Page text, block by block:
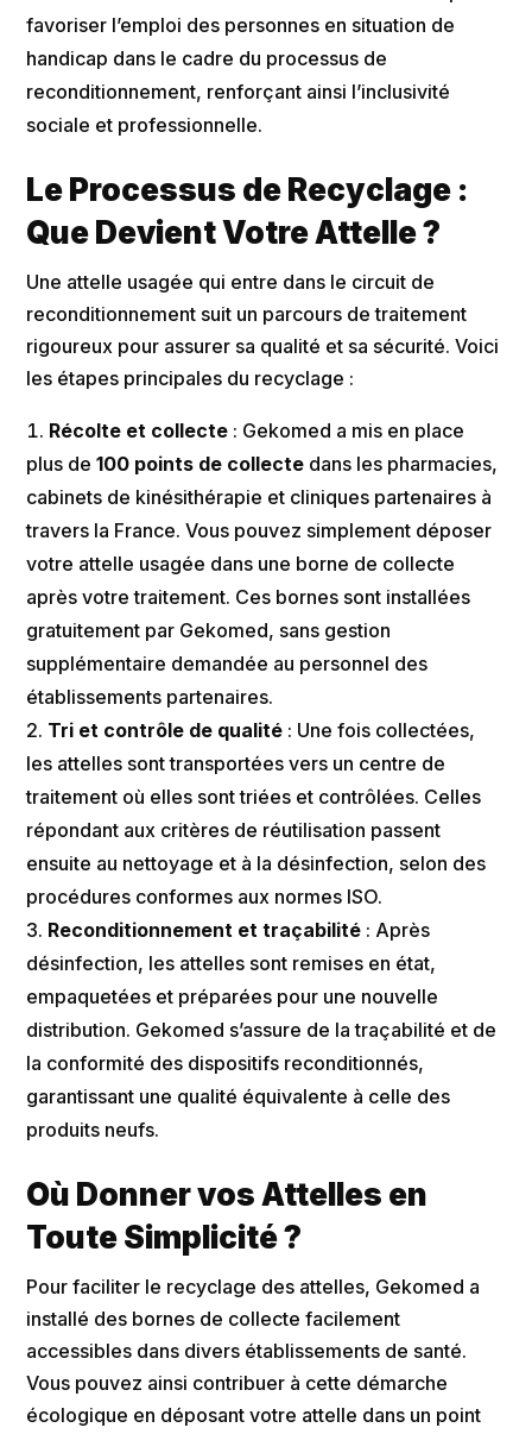
favoriser l’emploi des personnes en situation de
handicap dans le cadre du processus de
reconditionnement, renforçant ainsi l’inclusivité
sociale et professionnelle​.
Le Processus de Recyclage :
Que Devient Votre Attelle ?
Une attelle usagée qui entre dans le circuit de
reconditionnement suit un parcours de traitement
rigoureux pour assurer sa qualité et sa sécurité. Voici
les étapes principales du recyclage :
Récolte et collecte : Gekomed a mis en place
plus de100 points de collecte dans les pharmacies,
cabinets de kinésithérapie et cliniques partenaires à
travers la France​. Vous pouvez simplement déposer
votre attelle usagée dans une borne de collecte
après votre traitement. Ces bornes sont installées
gratuitement par Gekomed, sans gestion
supplémentaire demandée au personnel des
établissements partenaires.
Tri et contrôle de qualité : Une fois collectées,
les attelles sont transportées vers un centre de
traitement où elles sont triées et contrôlées. Celles
répondant aux critères de réutilisation passent
ensuite au nettoyage et à la désinfection, selon des
procédures conformes aux normes ISO​.
Reconditionnement et traçabilité : Après
désinfection, les attelles sont remises en état,
empaquetées et préparées pour une nouvelle
distribution. Gekomed s’assure de la traçabilité et de
la conformité des dispositifs reconditionnés,
garantissant une qualité équivalente à celle des
produits neufs​.
Où Donner vos Attelles en
Toute Simplicité ?
Pour faciliter le recyclage des attelles, Gekomed a
installé des bornes de collecte facilement
accessibles dans divers établissements de santé.
Vous pouvez ainsi contribuer à cette démarche
écologique en déposant votre attelle dans un point